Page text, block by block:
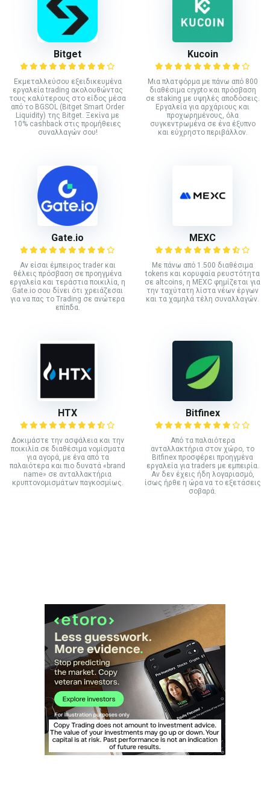
Bitget
Εκμεταλλεύσου εξειδικευμένα
εργαλεία trading ακολουθώντας
τους καλύτερους στο είδος μέσα
από το BGSOL (Bitget Smart Order
Liquidity) της Bitget. Ξεκίνα με
10% cashback στις προμήθειες
συναλλαγών σου!
Kucoin
Mια πλατφόρμα με πάνω από 800
διαθέσιμα crypto και πρόσβαση
σε staking με υψηλές αποδόσεις.
Εργαλεία για αρχάριους και
προχωρημένους, όλα
συγκεντρωμένα σε ένα έξυπνο
και εύχρηστο περιβάλλον.
Gate.io
Αν είσαι έμπειρος trader και
θέλεις πρόσβαση σε προηγμένα
εργαλεία και τεράστια ποικιλία, η
Gate.io σου δίνει ότι χρειάζεσαι
για να πας το Trading σε ανώτερα
επίπδα.
MEXC
Με πάνω από 1.500 διαθέσιμα
tokens και κορυφαία ρευστότητα
σε altcoins, η MEXC φημίζεται για
την ταχύτατη λίστα νέων έργων
και τα χαμηλά τέλη συναλλαγών.
HTX
Δοκιμάστε την ασφάλεια και την
ποικιλία σε διαθέσιμα νομίσματα
για αγορά, με ένα από τα
παλαιότερα και πιο δυνατά «brand
name» σε ανταλλακτήρια
κρυπτονομισμάτων παγκοσμίως.
Bitfinex
Από τα παλαιότερα
ανταλλακτήρια στον χώρο, το
Bitfinex προσφέρει προηγμένα
εργαλεία για traders με εμπειρία.
Αν δεν έχεις ήδη λογαριασμό,
ίσως ήρθε η ώρα να το εξετάσεις
σοβαρά.